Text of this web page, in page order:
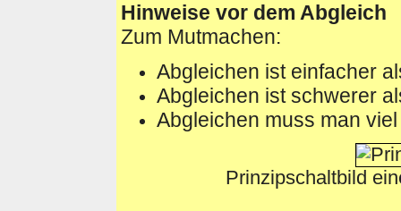
Hinweise vor dem Abgleich
Zum Mutmachen:
Abgleichen ist einfacher
Abgleichen ist schwerer
Abgleichen muss man
Prinzipschaltbild